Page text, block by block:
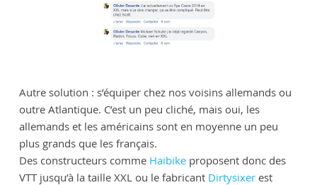
Autre solution : s’équiper chez nos voisins allemands ou
outre Atlantique. C’est un peu cliché, mais oui, les
allemands et les américains sont en moyenne un peu
plus grands que les français.
Des constructeurs comme Haibikeproposent donc des
VTT jusqu’à la taille XXL ou le fabricant Dirtysixerest